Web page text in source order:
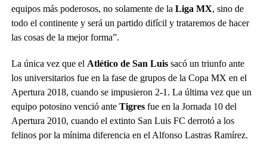
equipos más poderosos, no solamente de la Liga MX, sino de
todo el continente y será un partido difícil y trataremos de hacer
las cosas de la mejor forma”.
La única vez que el Atlético de San Luissacó un triunfo ante
los universitarios fue en la fase de grupos de la Copa MX en el
Apertura 2018, cuando se impusieron 2-1. La última vez que un
equipo potosino venció ante Tigresfue en la Jornada 10 del
Apertura 2010, cuando el extinto San Luis FC derrotó a los
felinos por la mínima diferencia en el Alfonso Lastras Ramírez.